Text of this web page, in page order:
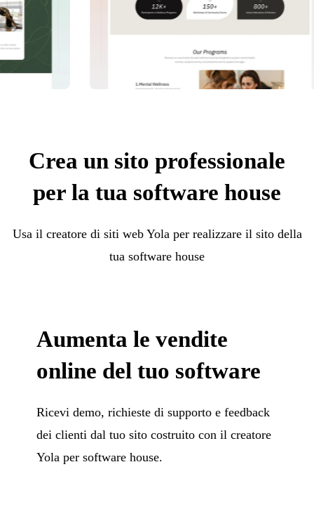
Crea un sito professionale
per la tua software house
Usa il creatore di siti web Yola per realizzare il sito della
tua software house
Aumenta le vendite
online del tuo software
Ricevi demo, richieste di supporto e feedback
dei clienti dal tuo sito costruito con il creatore
Yola per software house.